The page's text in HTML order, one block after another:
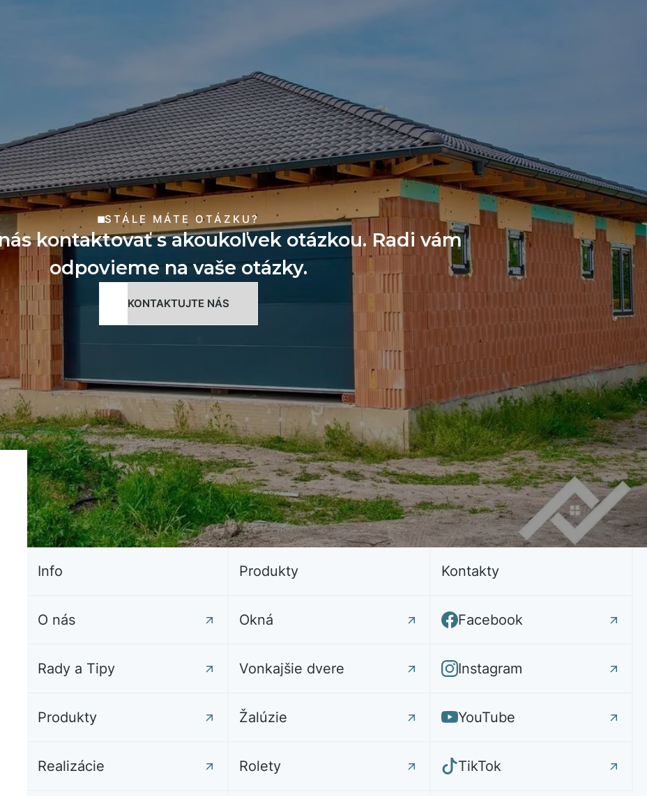
STÁLE MÁTE OTÁZKU?
kontaktovať s akoukoľvek otázkou. Radi vám
odpovieme na vaše otázky.
KONTAKTUJTE NÁS
Info
O nás
Rady a Tipy
Produkty
Realizácie
Produkty
Okná
Vonkajšie dvere
Žalúzie
Rolety
Kontakty
Facebook
Instagram
YouTube
TikTok